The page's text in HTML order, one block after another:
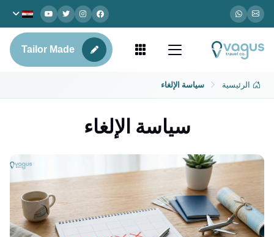
Tailor Made
الرئيسية سياسة الإلغاء
سياسة الإلغاء